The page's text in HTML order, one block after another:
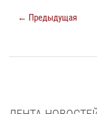
← Предыдущая